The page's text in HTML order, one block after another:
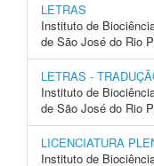
LETRAS
Instituto de
de São José do Rio
LETRAS -
Instituto de
de São José do Rio
LICENCIATURA
Instituto de